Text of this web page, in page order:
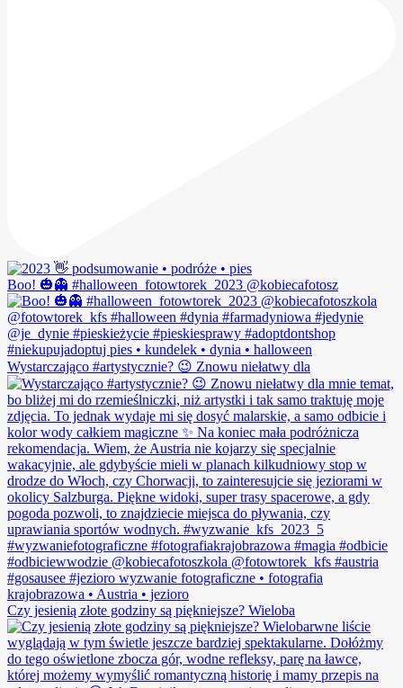
Boo! 🎃👻 #halloween_fotowtorek_2023 @kobiecafotosz
Wystarczająco #artystycznie? 😉 Znowu niełatwy dla
Czy jesienią złote godziny są piękniejsze? Wieloba